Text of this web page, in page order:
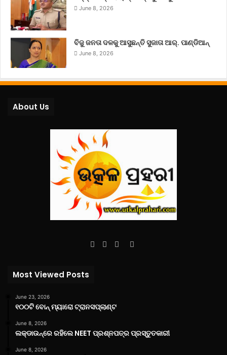
June 8, 2026
ବିଜୁ ଜନତା ଦଳକୁ ଆସୁଛନ୍ତି ସୁଜାତା ଆର୍‌. ପାଣ୍ଡିଆନ୍
June 8, 2026
About Us
Facebook
TwitterYouTube
Instagram
Most Viewed Posts
June 23, 2026
୧୦୦ଟି ବୋନ୍ ମ୍ୟାରୋ ଟ୍ରାନସପ୍ଲାଣ୍ଟ
June 8, 2026
ଲକ୍‌ଡାଉନ୍‌ରେ ରହିଲେ NEET ପ୍ରଶ୍ନପତ୍ର ପ୍ରସ୍ତୁତକାରୀ
June 8, 2026